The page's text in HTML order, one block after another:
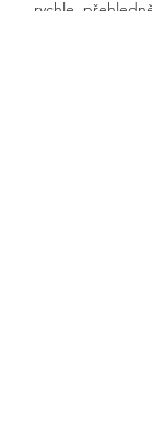
rychle,